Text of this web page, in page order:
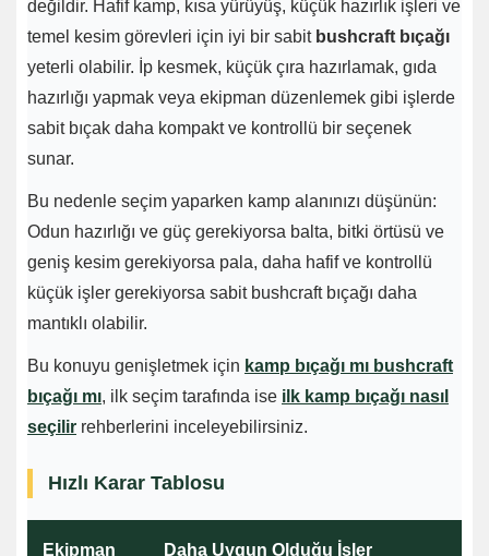
değildir. Hafif kamp, kısa yürüyüş, küçük hazırlık işleri ve
temel kesim görevleri için iyi bir sabit bushcraft bıçağı
yeterli olabilir. İp kesmek, küçük çıra hazırlamak, gıda
hazırlığı yapmak veya ekipman düzenlemek gibi işlerde
sabit bıçak daha kompakt ve kontrollü bir seçenek
sunar.
Bu nedenle seçim yaparken kamp alanınızı düşünün:
Odun hazırlığı ve güç gerekiyorsa balta, bitki örtüsü ve
geniş kesim gerekiyorsa pala, daha hafif ve kontrollü
küçük işler gerekiyorsa sabit bushcraft bıçağı daha
mantıklı olabilir.
Bu konuyu genişletmek için kamp bıçağı mı bushcraft
bıçağı mı, ilk seçim tarafında ise ilk kamp bıçağı nasıl
seçilir rehberlerini inceleyebilirsiniz.
Hızlı Karar Tablosu
Ekipman Daha Uygun Olduğu İşler